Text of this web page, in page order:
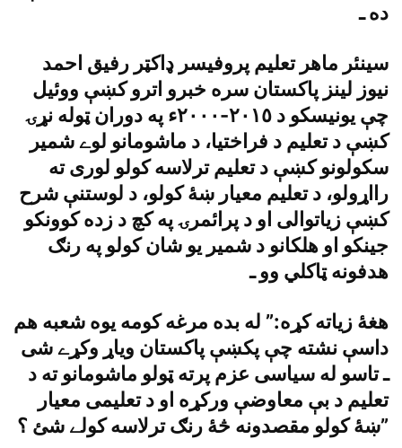
ده ـ
سينئر ماهر تعليم پروفيسر ډاکټر رفيق احمد
نيوز لينز پاکستان سره خبرو اترو کښې ووئيل
چې يونيسکو د ٢٠١٥-٢٠٠٠ء په دوران ټوله نړۍ
کښې د تعليم د فراختيا، د ماشومانو لوے شمير
سکولونو کښې د تعليم ترلاسه کولو لورى ته
رااړولو، د تعليم معيار ښۀ کولو، د لوستنې شرح
کښې زياتوالى او د پرائمرۍ په کچ د زده کوونکو
جينکو او هلکانو د شمير يو شان کولو په رنګ
هدفونه ټاکلي وو ـ
هغۀ زياته کړه:” له بده مرغه کومه يوه شعبه هم
داسې نشته چې پکښې پاکستان وياړ وکړے شى
ـ تاسو له سياسى عزم پرته ټولو ماشومانو ته د
تعليم د بې معاوضې ورکړه او د تعليمى معيار
ښۀ کولو مقصدونه څۀ رنګ ترلاسه کولے شئ ؟”